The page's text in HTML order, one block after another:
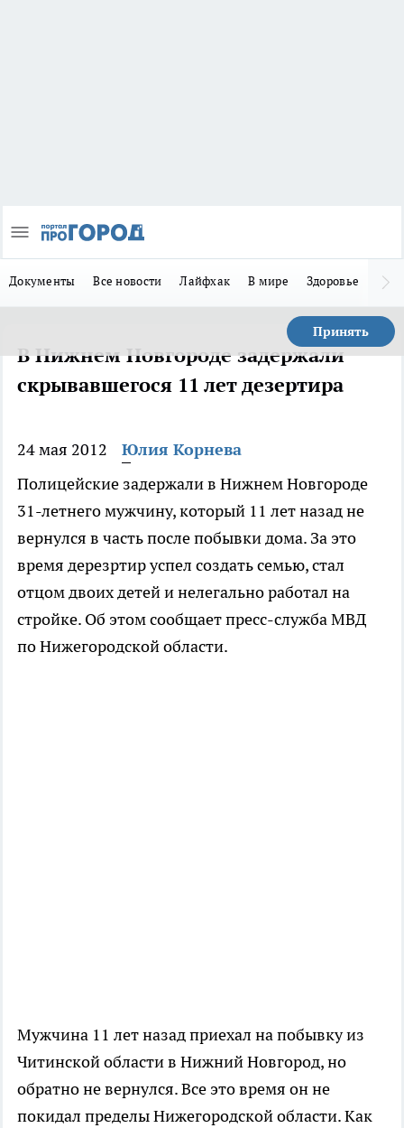
Документы Все новости Лайфхак В мире Здоровье
Принять
В Нижнем Новгороде задержали
скрывавшегося 11 лет дезертира
24 мая 2012
Юлия Корнева
Полицейские задержали в Нижнем Новгороде
31-летнего мужчину, который 11 лет назад не
вернулся в часть после побывки дома. За это
время дерезртир успел создать семью, стал
отцом двоих детей и нелегально работал на
стройке. Об этом сообщает пресс-служба МВД
по Нижегородской области.
Мужчина 11 лет назад приехал на побывку из
Читинской области в Нижний Новгород, но
обратно не вернулся. Все это время он не
покидал пределы Нижегородской области. Как